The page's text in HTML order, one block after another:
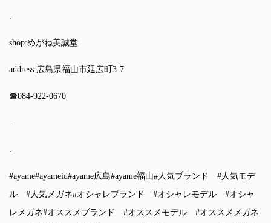
shop:めがね美誠堂
address:広島県福山市延広町3-7
☎︎084-922-0670
#ayame#ayameid#ayame広島#ayame福山#人気ブランド
#人気モデ
ル
#人気メガネ#オシャレブランド #オシャレモデル
#オシャ
レメガネ#オススメブランド #オススメモデル
#オススメメガネ